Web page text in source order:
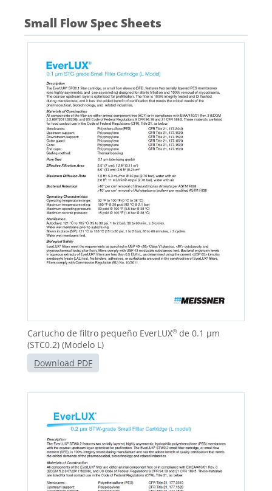
Small Flow Spec Sheets
Cartucho de filtro pequeño EverLUX® de 0.1 μm
(STC0.2) (Modelo L)
Download PDF